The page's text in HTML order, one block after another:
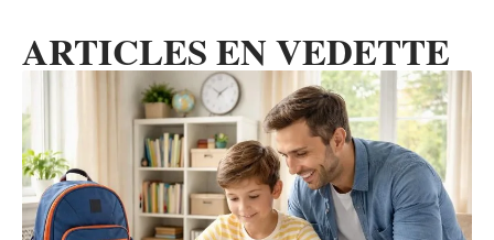
ARTICLES EN VEDETTE